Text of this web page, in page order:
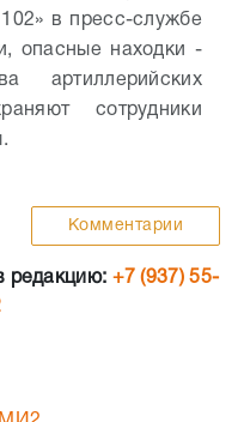
в пресс-службе
опасные находки -
артиллерийских
сотрудники
Комментарии
редакцию: +7 (937) 55-